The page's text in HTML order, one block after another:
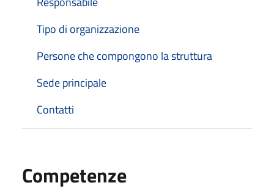
Tipo di organizzazione
Persone che compongono la struttura
Sede principale
Contatti
Competenze